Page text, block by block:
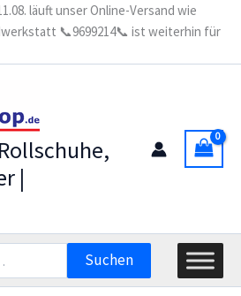
läuft unser Online-Versand wie
📞9699214📞 ist weiterhin für
|
Suchen